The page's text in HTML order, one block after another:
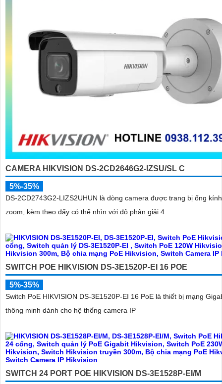
CAMERA HIKVISION DS-2CD2646G2-IZSU/SL C
5%-35%
DS-2CD2743G2-LIZS2UHUN là dòng camera được trang bị ống
zoom, kèm theo đấy có thể nhìn với độ phân giải 4
SWITCH POE HIKVISION DS-3E1520P-EI 16 POE
5%-35%
Switch PoE HIKVISION DS-3E1520P-EI 16 PoE là thiết bị mạng
thông minh dành cho hệ thống camera IP
SWITCH 24 PORT POE HIKVISION DS-3E1528P-EI/M